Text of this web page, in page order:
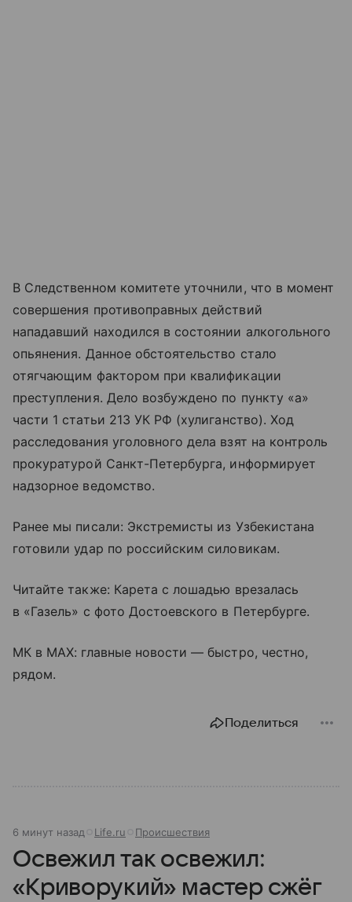
В Следственном комитете уточнили, что в момент
совершения противоправных действий
нападавший находился в состоянии алкогольного
опьянения. Данное обстоятельство стало
отягчающим фактором при квалификации
преступления. Дело возбуждено по пункту «а»
части 1 статьи 213 УК РФ (хулиганство). Ход
расследования уголовного дела взят на контроль
прокуратурой Санкт-Петербурга, информирует
надзорное ведомство.
Ранее мы писали: Экстремисты из Узбекистана
готовили удар по российским силовикам.
Читайте также: Карета с лошадью врезалась
в «Газель» с фото Достоевского в Петербурге.
МК в MAX: главные новости — быстро, честно,
рядом.
Поделиться
6 минут назад Life.ru Происшествия
Освежил так освежил:
«Криворукий» мастер сжёг